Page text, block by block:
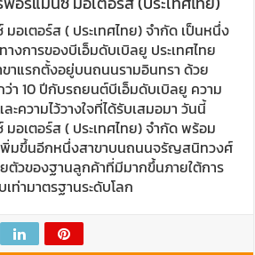
อเตอร์ส ( ประเทศไทย) จำกัด เป็นหนึ่ง
งการของบีเอ็มดับเบิลยู ประเทศไทย
าแรกตั้งอยู่บนถนนรามอินทรา ด้วย
า 10 ปีกับรถยนต์บีเอ็มดับเบิลยู ความ
ความไว้วางใจที่ได้รับเสมอมา วันนี้
อเตอร์ส ( ประเทศไทย) จำกัด พร้อม
เพิ่มขึ้นอีกหนึ่งสาขาบนถนนจรัญสนิทวงศ์
ตัวของฐานลูกค้าที่มีมากขึ้นภายใต้การ
ท่ามาตรฐานระดับโลก